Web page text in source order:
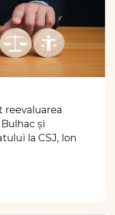
reevaluarea
și
la CSJ, Ion